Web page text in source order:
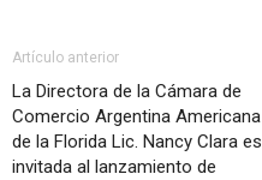
Artículo anterior
La Directora de la Cámara de
Comercio Argentina Americana
de la Florida Lic. Nancy Clara es
invitada al lanzamiento de